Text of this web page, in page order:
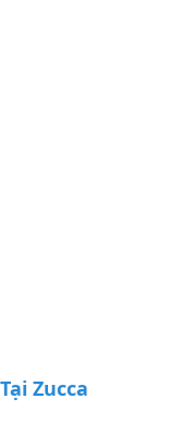
Zucca